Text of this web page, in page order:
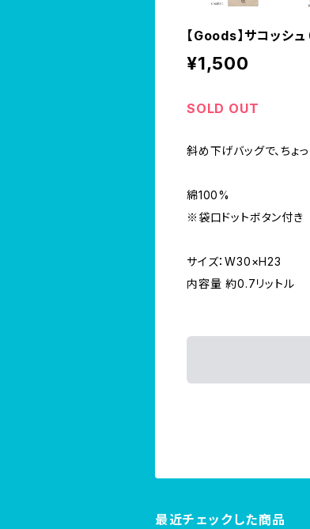
【Goods】サコッシュ
¥1,500
SOLD OUT
斜め下げバッグで、ちょ
綿100%
※袋口ドットボタン付き
サイズ：W30×H23
内容量 約0.7リットル
最近チェックした商品